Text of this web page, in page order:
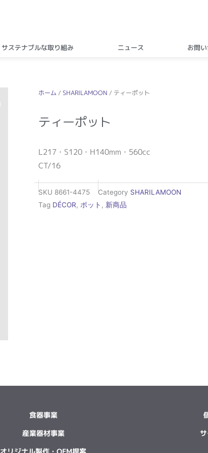
サステナブルな取り組み ニュース お問
ホーム /SHARILAMOON / ティーポット
ティーポット
L217・S120・H140mm・560cc
CT/16
SKU 8661-4475 Category SHARILAMOON
Tag DÉCOR, ポット , 新商品
食器事業
産業器材事業
オリジナル製作・OEM提案